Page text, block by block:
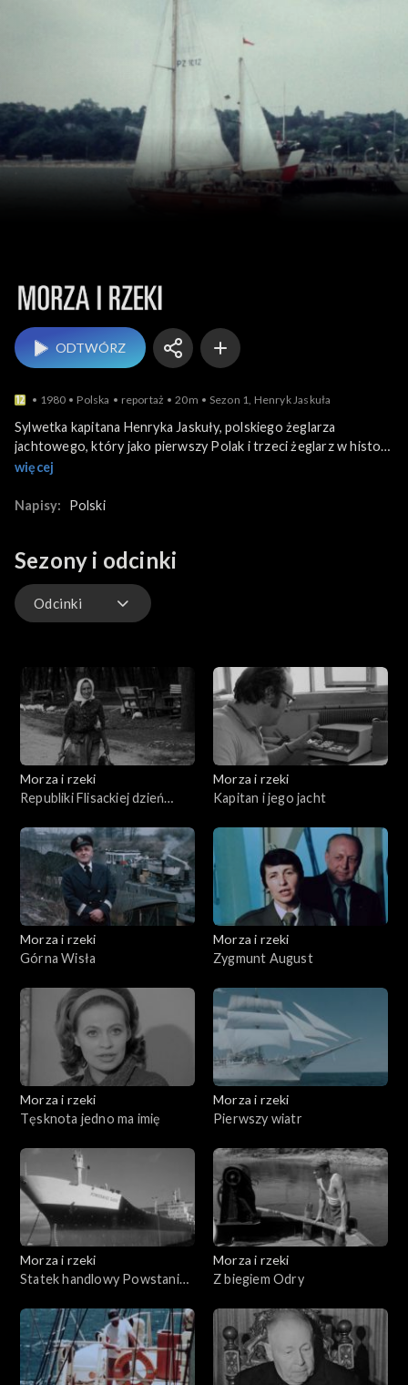
ODTWÓRZ
1980 Polska reportaż 20m Sezon 1, Henryk Jaskuła
Sylwetka kapitana Henryka Jaskuły, polskiego żeglarza
jachtowego, który jako pierwszy Polak i trzeci żeglarz w historii
samotnie, bez zawijania do portów, okrążył Ziemię na jachcie
począwszy od przygotowań, poprzez wypłynięcie w rejs i w
rodziną.
więcej
Napisy: Polski
Sezony i odcinki
Odcinki
Morza i rzeki
Republiki Flisackiej dzień
Morza i rzeki
Kapitan i jego jacht
Morza i rzeki
Górna Wisła
Morza i rzeki
Zygmunt August
Morza i rzeki
Tęsknota jedno ma imię
Morza i rzeki
Pierwszy wiatr
Morza i rzeki
Statek handlowy Powstaniec
Morza i rzeki
Z biegiem Odry